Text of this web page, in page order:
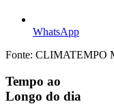
WhatsApp
Fonte: CLIMATEMPO
Tempo ao
Longo do dia